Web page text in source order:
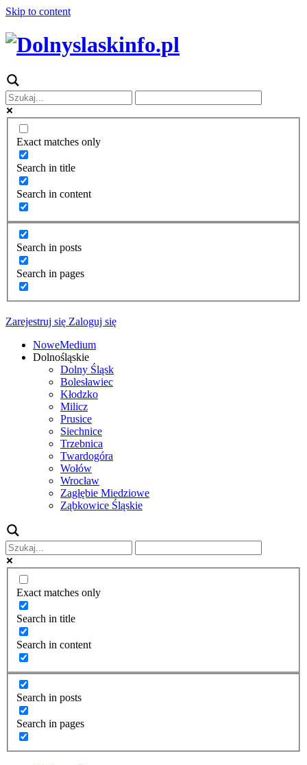
Skip to content
Exact matches only
Search in title
Search in content
Search in posts
Search in pages
Zarejestruj się Zaloguj się
NoweMedium
Dolnośląskie
Dolny Śląsk
Bolesławiec
Kłodzko
Milicz
Prusice
Siechnice
Trzebnica
Twardogóra
Wołów
Wrocław
Zagłębie Miedziowe
Ząbkowice Śląskie
Exact matches only
Search in title
Search in content
Search in posts
Search in pages